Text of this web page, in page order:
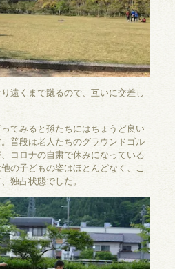
遠くまで蹴るので、互いに交差し
てみると孫たちにはちょうど良い
普段は老人たちのグラウンドゴル
コロナの自粛で休みになっている
の子どもの姿はほとんどなく、こ
独占状態でした。